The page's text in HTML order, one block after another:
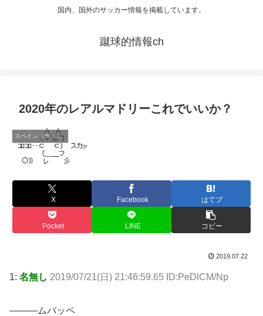
国内、国外のサッカー情報を掲載しています。
蹴球的情報ch
2020年のレアルマドリーこれでいいか？
スペイン（ラ・リーガ）
X Facebook はてブ
Pocket LINE コピー
2019.07.22
1: 名無し 2019/07/21(日) 21:46:59.65 ID:PeDlCM/Np
———ムバッペ